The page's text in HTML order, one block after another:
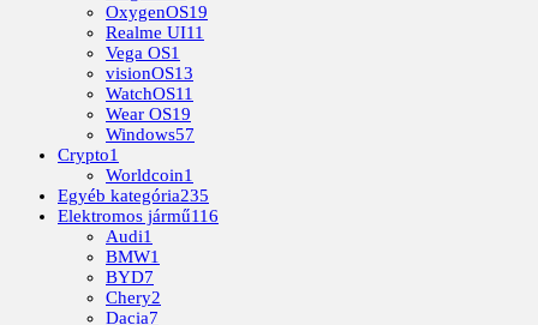
OxygenOS19
Realme UI11
Vega OS1
visionOS13
WatchOS11
Wear OS19
Windows57
Crypto1
Worldcoin1
Egyéb kategória235
Elektromos jármű116
Audi1
BMW1
BYD7
Chery2
Dacia7